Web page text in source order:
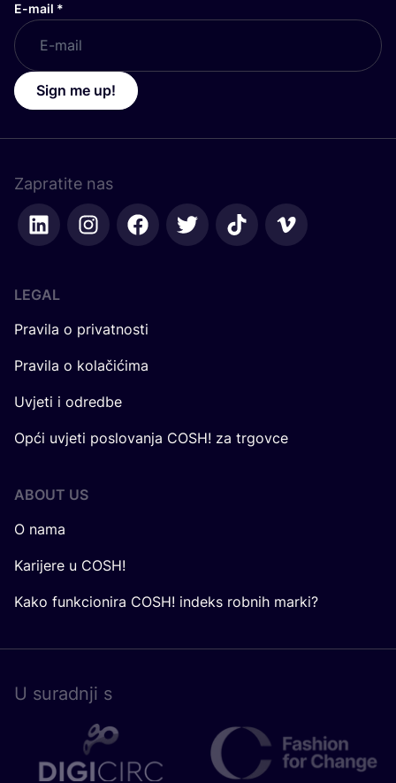
E-mail *
Sign me up!
Zapratite nas
LEGAL
Pravila o privatnosti
Pravila o kolačićima
Uvjeti i odredbe
Opći uvjeti poslovanja COSH! za trgovce
ABOUT US
O nama
Karijere u COSH!
Kako funkcionira COSH! indeks robnih marki?
U surad­nji s